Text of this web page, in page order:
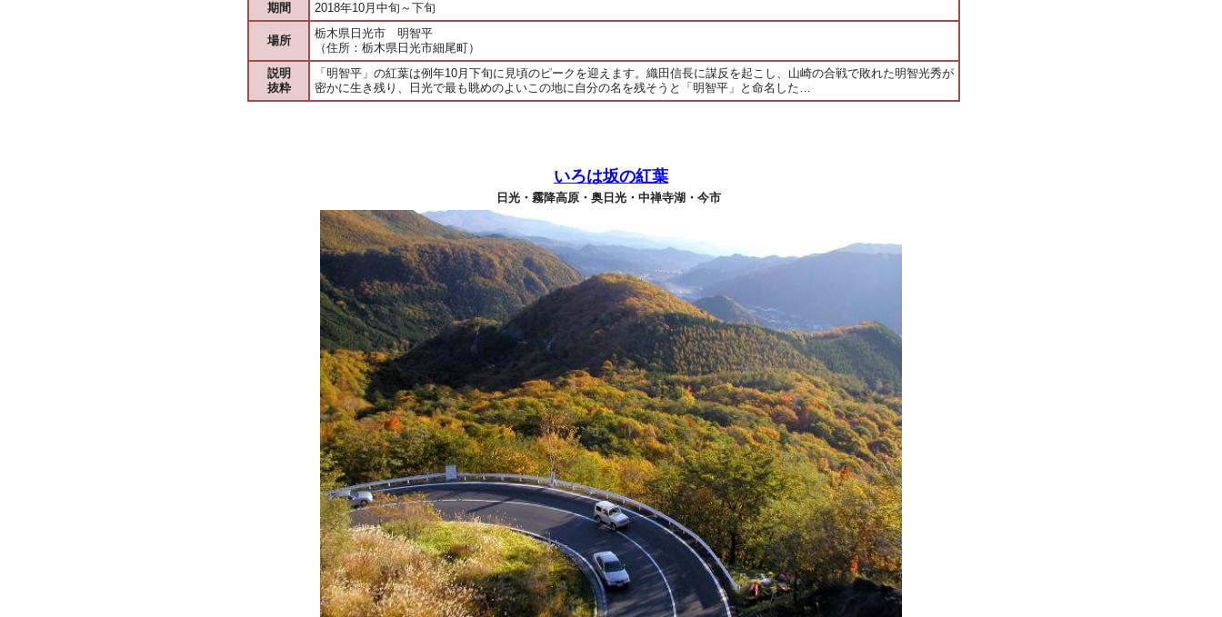
期間 2018年10月中旬～下旬
場所
栃木県日光市 明智平
（住所：栃木県日光市細尾町）
説明
抜粋
「明智平」の紅葉は例年10月下旬に見頃のピークを迎えます。織田信長に謀反を起こし、山崎の合戦で敗れた明智光秀が
密かに生き残り、日光で最も眺めのよいこの地に自分の名を残そうと「明智平」と命名した…
いろは坂の紅葉
日光・霧降高原・奥日光・中禅寺湖・今市